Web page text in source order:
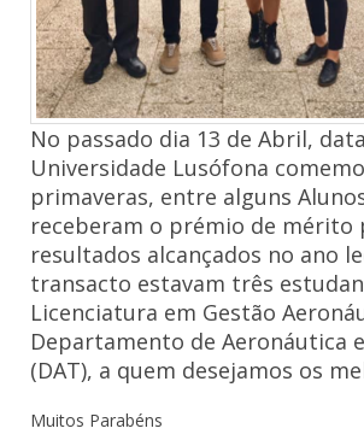
No passado dia 13 de Abril,
Universidade Lusófona
primaveras, entre alguns
receberam o prémio de mérito
resultados alcançados no ano
transacto estavam três
Licenciatura em Gestão
Departamento de Aeronáutica
(DAT), a quem desejamos os
Muitos Parabéns